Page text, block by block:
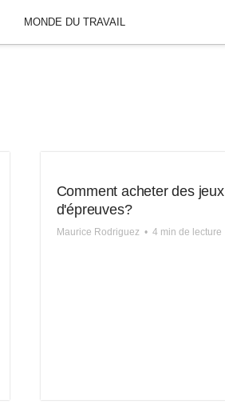
MONDE DU TRAVAIL
Comment acheter des jeux
d'épreuves?
Maurice Rodriguez • 4 min de lecture